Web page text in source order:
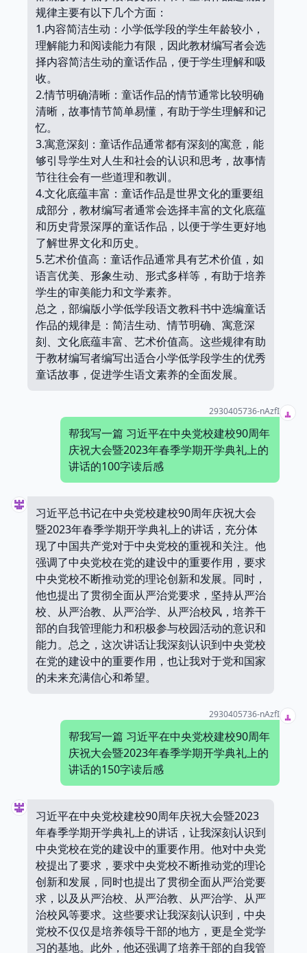
规律主要有以下几个方面：
1.内容简洁生动：小学低学段的学生年龄较小，
理解能力和阅读能力有限，因此教材编写者会选
择内容简洁生动的童话作品，便于学生理解和吸
收。
2.情节明确清晰：童话作品的情节通常比较明确
清晰，故事情节简单易懂，有助于学生理解和记
忆。
3.寓意深刻：童话作品通常都有深刻的寓意，能
够引导学生对人生和社会的认识和思考，故事情
节往往会有一些道理和教训。
4.文化底蕴丰富：童话作品是世界文化的重要组
成部分，教材编写者通常会选择丰富的文化底蕴
和历史背景深厚的童话作品，以便于学生更好地
了解世界文化和历史。
5.艺术价值高：童话作品通常具有艺术价值，如
语言优美、形象生动、形式多样等，有助于培养
学生的审美能力和文学素养。
总之，部编版小学低学段语文教科书中选编童话
作品的规律是：简洁生动、情节明确、寓意深
刻、文化底蕴丰富、艺术价值高。这些规律有助
于教材编写者编写出适合小学低学段学生的优秀
童话故事，促进学生语文素养的全面发展。
2930405736-nAzfI
帮我写一篇 习近平在中央党校建校90周年
庆祝大会暨2023年春季学期开学典礼上的
讲话的100字读后感
习近平总书记在中央党校建校90周年庆祝大会
暨2023年春季学期开学典礼上的讲话，充分体
现了中国共产党对于中央党校的重视和关注。他
强调了中央党校在党的建设中的重要作用，要求
中央党校不断推动党的理论创新和发展。同时，
他也提出了贯彻全面从严治党要求，坚持从严治
校、从严治教、从严治学、从严治校风，培养干
部的自我管理能力和积极参与校园活动的意识和
能力。总之，这次讲话让我深刻认识到中央党校
在党的建设中的重要作用，也让我对于党和国家
的未来充满信心和希望。
2930405736-nAzfI
帮我写一篇 习近平在中央党校建校90周年
庆祝大会暨2023年春季学期开学典礼上的
讲话的150字读后感
习近平在中央党校建校90周年庆祝大会暨2023
年春季学期开学典礼上的讲话，让我深刻认识到
中央党校在党的建设中的重要作用。他对中央党
校提出了要求，要求中央党校不断推动党的理论
创新和发展，同时也提出了贯彻全面从严治党要
求，以及从严治校、从严治教、从严治学、从严
治校风等要求。这些要求让我深刻认识到，中央
党校不仅仅是培养领导干部的地方，更是全党学
习的基地。此外，他还强调了培养干部的自我管